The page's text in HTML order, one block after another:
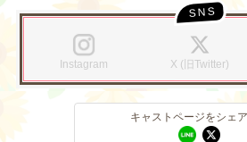
Instagram X (旧Twitter)
キャストページをシェ